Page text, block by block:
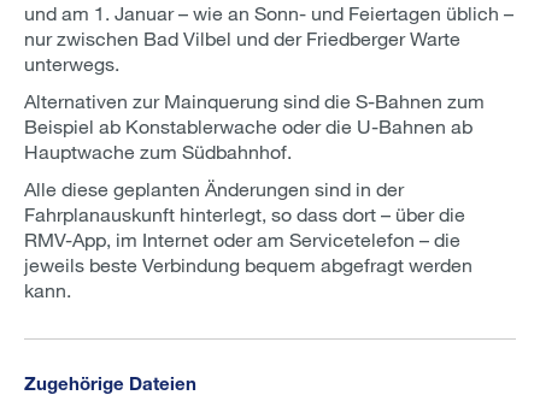
und am 1. Januar – wie an Sonn- und Feiertagen üblich –
nur zwischen Bad Vilbel und der Friedberger Warte
unterwegs.
Alternativen zur Mainquerung sind die S-Bahnen zum
Beispiel ab Konstablerwache oder die U-Bahnen ab
Hauptwache zum Südbahnhof.
Alle diese geplanten Änderungen sind in der
Fahrplanauskunft hinterlegt, so dass dort – über die
RMV-App, im Internet oder am Servicetelefon – die
jeweils beste Verbindung bequem abgefragt werden
kann.
Zugehörige Dateien